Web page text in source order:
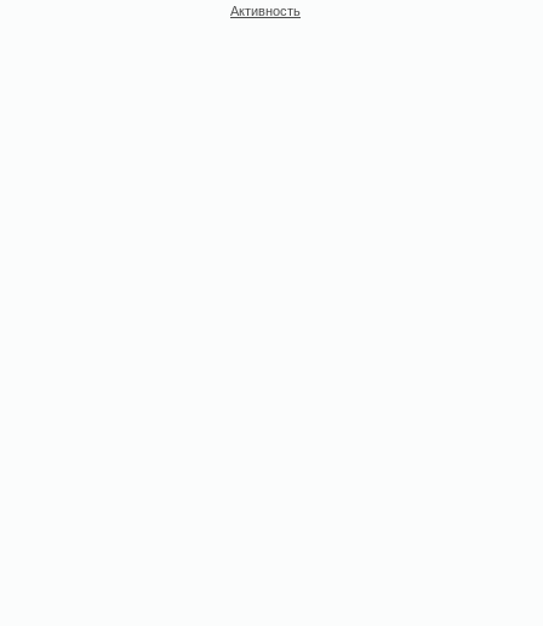
Активность